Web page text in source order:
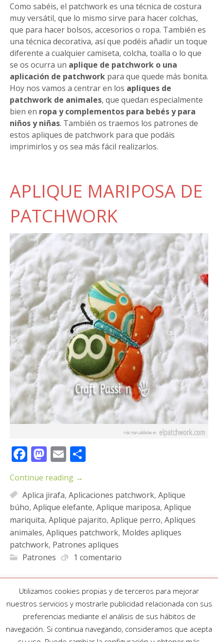
Como sabéis, el patchwork es una técnica de costura
muy versátil, que lo mismo sirve para hacer colchas,
que para hacer bolsos, accesorios o ropa. También es
una técnica decorativa, así que podéis añadir un toque
diferente a cualquier camiseta, colcha, toalla o lo que
se os ocurra un aplique de patchwork o una
aplicación de patchwork para que quede más bonita.
Hoy nos vamos a centrar en los apliques de
patchwork de animales, que quedan especialmente
bien en ropa y complementos para bebés y para
niños y niñas. También os traemos los patrones de
estos apliques de patchwork para que podáis
imprimirlos y os sea más fácil realizarlos.
APLIQUE MARIPOSA DE
PATCHWORK
Facebook
Mastodon
Email
Continue reading →
Aplica jirafa, Aplicaciones patchwork, Aplique
búho, Aplique elefante, Aplique mariposa, Aplique
mariquita, Aplique pajarito, Aplique perro, Apliques
animales, Apliques patchwork, Moldes apliques
patchwork, Patrones apliques
Patrones
1 comentario
Utilizamos cookies propias y de terceros para mejorar
nuestros servicios y mostrarle publicidad relacionada con sus
preferencias mediante el análisis de sus hábitos de
navegación. Si continua navegando, consideramos que acepta